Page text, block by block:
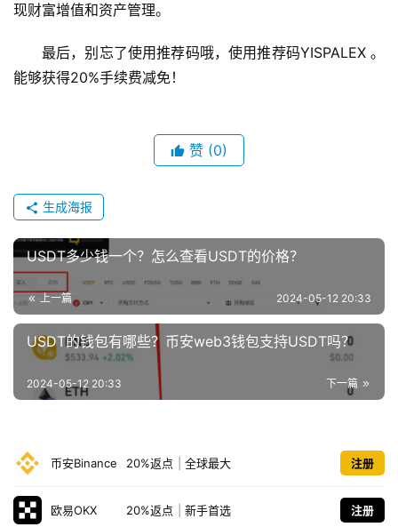
现财富增值和资产管理。
最后，别忘了使用推荐码哦，使用推荐码YISPALEX 。
能够获得20%手续费减免！
赞 (0)
生成海报
USDT多少钱一个？怎么查看USDT的价格？
上一篇 2024-05-12 20:33
USDT的钱包有哪些？币安web3钱包支持USDT吗？
下一篇
2024-05-12 20:33
币安Binance 20%返点 全球最大 注册
欧易OKX 20%返点 新手首选 注册